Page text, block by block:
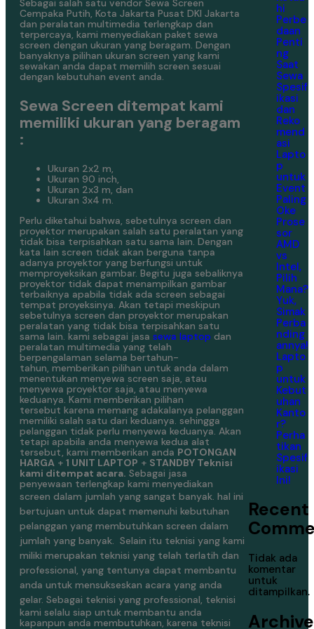
Sebagai salah satu vendor Sewa Screen
Cempaka Putih, Kota Jakarta Pusat DKI Jakarta
dan peralatan multimedia terlengkap dan
terpercaya, kami menyediakan paket sewa
screen dengan ukuran yang beragam. Dengan
banyaknya pilihan ukuran screen yang kami
sewakan anda dapat memilih screen sesuai
dengan kebutuhan event anda.
Sewa Screen ditempat kami
memiliki ukuran yang beragam
:
Ukuran 2x2 m,
Ukuran 90 inch,
Ukuran 2x3 m, dan
Ukuran 3x4 m.
Perlu diketahui bahwa, sebetulnya screen dan
proyektor merupakan salah satu peralatan yang
tidak bisa terpisahkan satu sama lain. Dengan
kata lain screen tidak akan berguna tanpa
adanya proyektor yang berfungsi untuk
memproyeksikan gambar. Begitu juga sebaliknya
proyektor tidak dapat menampilkan gambar
terbaiknya apabila tidak ada screen sebagai
tempat proyeksinya. Akan tetapi meskipun
sebetulnya screen dan proyektor merupakan
peralatan yang tidak bisa terpisahkan satu
sama lain. kami sebagai jasa sewa laptop dan
peralatan multimedia yang telah
berpengalaman selama bertahun-
tahun, memberikan pilihan untuk anda dalam
menentukan menyewa screen saja, atau
menyewa proyektor saja, atau menyewa
keduanya. Kami memberikan pilihan
tersebut karena memang adakalanya pelanggan
memiliki salah satu dari keduanya. sehingga
pelanggan tidak perlu menyewa keduanya. Akan
tetapi apabila anda menyewa kedua alat
tersebut, kami memberikan anda POTONGAN
HARGA + 1 UNIT LAPTOP + STANDBY Teknisi
kami ditempat acara. Sebagai jasa
penyewaan terlengkap kami menyediakan
screen dalam jumlah yang sangat banyak. hal ini
bertujuan untuk dapat memenuhi kebutuhan
pelanggan yang membutuhkan screen dalam
jumlah yang banyak. Selain itu teknisi yang kami
miliki merupakan teknisi yang telah terlatih dan
professional, yang tentunya dapat membantu
anda untuk mensukseskan acara yang anda
gelar. Sebagai teknisi yang professional, teknisi
kami selalu siap untuk membantu anda
kapanpun anda membutuhkan, karena teknisi
hi
Perbe
daan
Penti
ng
Saat
Sewa
Spesif
ikasi
dan
Reko
mend
asi
Lapto
p
untuk
Event
Paling
Oke
Prose
sor
AMD
vs
Intel,
Pilih
Mana?
Yuk,
Simak
Perba
nding
annya!
Lapto
p
untuk
Kebut
uhan
Kanto
r?
Perha
tikan
Spesif
ikasi
Ini!
Recent
Tidak ada
komentar
untuk
ditampilkan.